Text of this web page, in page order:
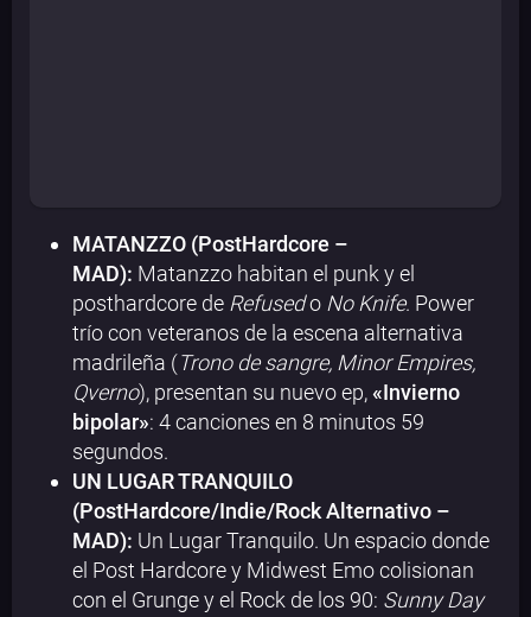
MATANZZO (PostHardcore –
MAD): Matanzzo habitan el punk y el
posthardcore de Refusedo No Knife. Power
trío con veteranos de la escena alternativa
madrileña (Trono de sangre, Minor Empires,
Qverno), presentan su nuevo ep,«Invierno
bipolar»: 4 canciones en 8 minutos 59
segundos.
UN LUGAR TRANQUILO
(PostHardcore/Indie/Rock Alternativo –
MAD): Un Lugar Tranquilo. Un espacio donde
el Post Hardcore y Midwest Emo colisionan
con el Grunge y el Rock de los 90: Sunny Day